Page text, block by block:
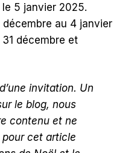
5 janvier 2025.
décembre au 4 janvier
décembre et
invitation. Un
le blog, nous
contenu et ne
cet article